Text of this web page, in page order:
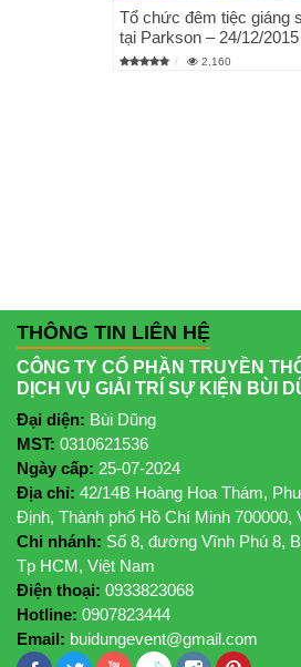
Tổ chức đêm tiệc giáng
tại Parkson – 24/12/2015
2,160
THÔNG TIN LIÊN HỆ
CÔNG TY CỔ PHẦN TRUYỀN
DỊCH VỤ GIẢI TRÍ SỰ KIỆN BÙI
Đại diện: Bùi Dũng
MST: 0310621536
Ngày cấp: 25-07-2024
Địa chỉ: 42/14B Hoàng Hoa Thám,
Định, Thành phố Hồ Chí Minh 700000,
Chi nhánh: Số 8, đường Vĩnh Phú 8,
Tp HCM, Việt Nam
Điện thoại: 0933823068
Hotline: 0907823444
Email: buidungevent@gmail.com